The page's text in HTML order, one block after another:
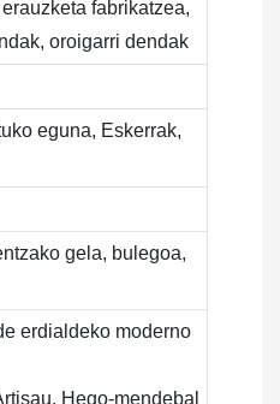
fabrikatzea,
oroigarri dendak
eguna, Eskerrak,
gela, bulegoa,
erdialdeko moderno
Hego-mendebal